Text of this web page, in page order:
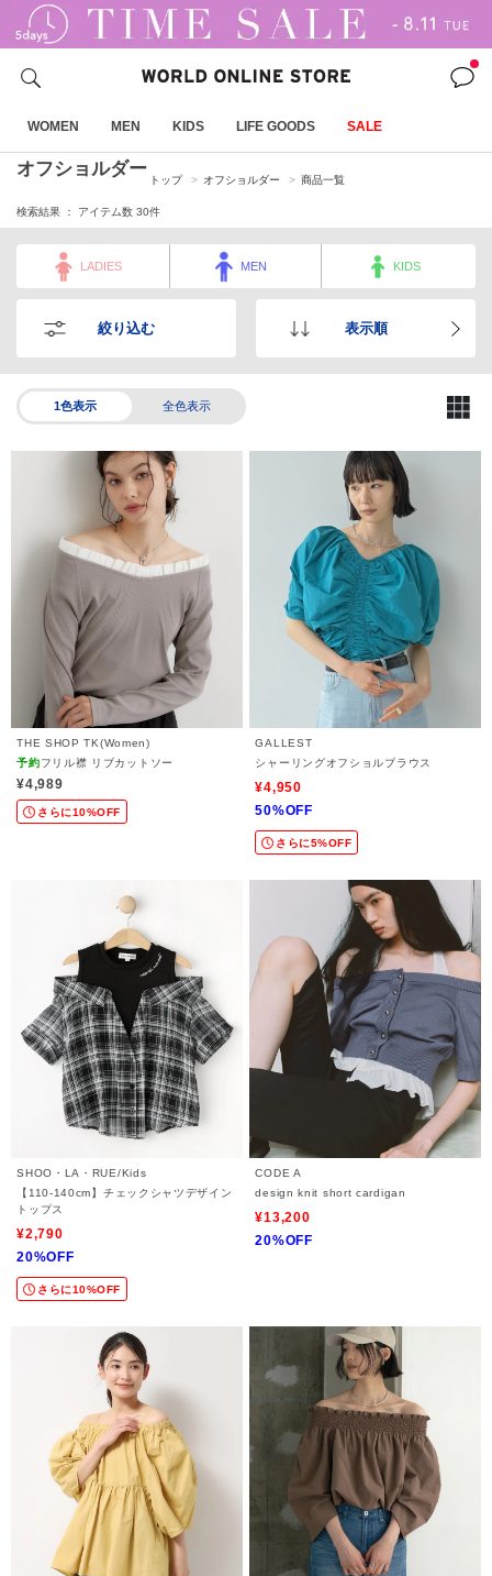
WOMEN MEN KIDS LIFE GOODS SALE
オフショルダー
トップ オフショルダー 商品一覧
検索結果 ： アイテム数 30件
LADIES MEN KIDS
絞り込む 表示順
1色表示 全色表示
THE SHOP TK(Women)
予約フリル襟 リブカットソー
¥4,989
さらに10%OFF
GALLEST
シャーリングオフショルブラウス
¥4,950
50%OFF
さらに5%OFF
SHOO・LA・RUE/Kids
【110-140cm】チェックシャツデザイン
トップス
¥2,790
20%OFF
さらに10%OFF
CODE A
design knit short cardigan
¥13,200
20%OFF